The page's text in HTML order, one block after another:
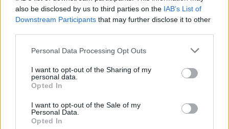
also be disclosed by us to third parties on the IAB’s List of
Downstream Participants that may further disclose it to other
Personal Data Processing Opt Outs
I want to opt-out of the Sharing of my
personal data.
Opted In
I want to opt-out of the Sale of my
Personal Data.
Opted In
Žinios | Lietuvos diena
00:00:57
Savaitės vidurys nusimato karštas: temperatūra kils iki
32 laipsnių šilumos
Žinios | Orai
00:00:59
Nufilmavo, kaip patvino Vilniaus Vakarinis aplinkkelis: